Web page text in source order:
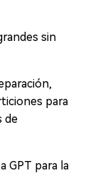
sin
para
de
GPT para la